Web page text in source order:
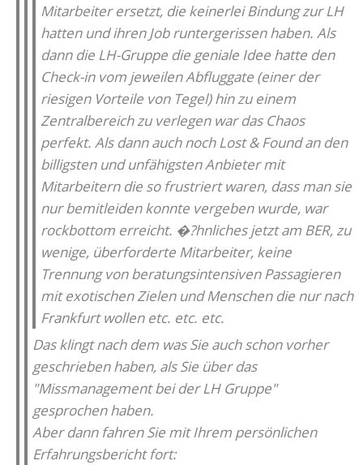
Mitarbeiter ersetzt, die keinerlei Bindung zur LH
hatten und ihren Job runtergerissen haben. Als
dann die LH-Gruppe die geniale Idee hatte den
Check-in vom jeweilen Abfluggate (einer der
riesigen Vorteile von Tegel) hin zu einem
Zentralbereich zu verlegen war das Chaos
perfekt. Als dann auch noch Lost & Found an den
billigsten und unfähigsten Anbieter mit
Mitarbeitern die so frustriert waren, dass man sie
nur bemitleiden konnte vergeben wurde, war
rockbottom erreicht. �?hnliches jetzt am BER, zu
wenige, überforderte Mitarbeiter, keine
Trennung von beratungsintensiven Passagieren
mit exotischen Zielen und Menschen die nur nach
Frankfurt wollen etc. etc. etc.
Das klingt nach dem was Sie auch schon vorher
geschrieben haben, als Sie über das
"Missmanagement bei der LH Gruppe"
gesprochen haben.
Aber dann fahren Sie mit Ihrem persönlichen
Erfahrungsbericht fort: